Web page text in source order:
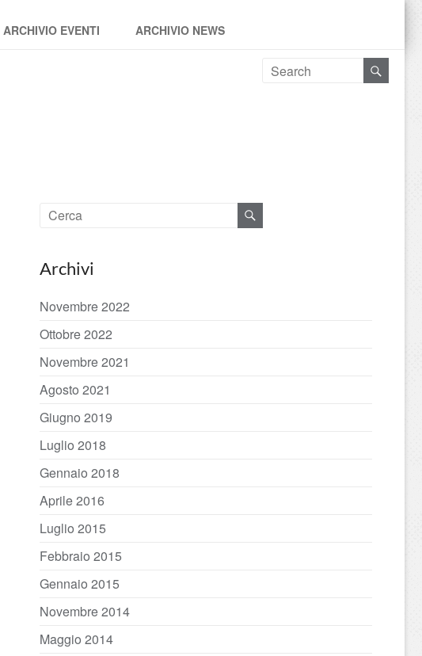
ARCHIVIO EVENTI ARCHIVIO NEWS
Archivi
Novembre 2022
Ottobre 2022
Novembre 2021
Agosto 2021
Giugno 2019
Luglio 2018
Gennaio 2018
Aprile 2016
Luglio 2015
Febbraio 2015
Gennaio 2015
Novembre 2014
Maggio 2014